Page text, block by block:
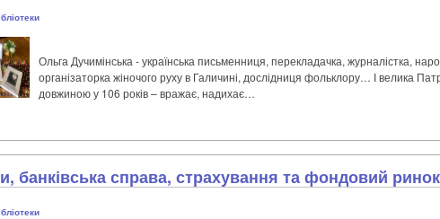
Ольга Дучимінська - українська письменниця, перекладачка, журналістка,
організаторка жіночого руху в Галичині, дослідниця фольклору… І велика
довжиною у 106 років – вражає, надихає…
банківська справа, страхування та фондовий ринок